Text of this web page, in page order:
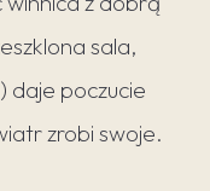
sala,
daje poczucie
zrobi swoje.